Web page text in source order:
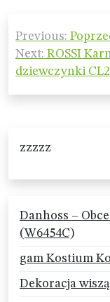
Nawigacja
wpisu
Previous:
Next: ROSSI
dziewczynki
zzzzz
Danhoss –
(W6454C)
gam Kostium
Dekoracja